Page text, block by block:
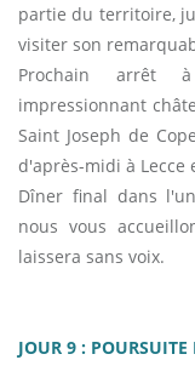
partie du territoire,
visiter son
Prochain arrêt
impressionnant
Saint Joseph de
d'après-midi à Lecce
Dîner final dans
nous vous
laissera sans voix.
JOUR 9 : POURSUITE